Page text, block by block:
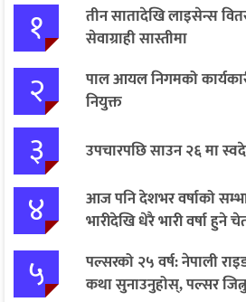
१
तीन सातादेखि लाइसेन्स
सेवाग्राही सास्तीमा
२
पाल आयल निगमको
नियुक्त
३ उपचारपछि साउन २६ मा
४
आज पनि देशभर वर्षाको
भारीदेखि धेरै भारी वर्षा हुने
५
पल्सरको २५ वर्ष: नेपाली
कथा सुनाउनुहोस्, पल्सर